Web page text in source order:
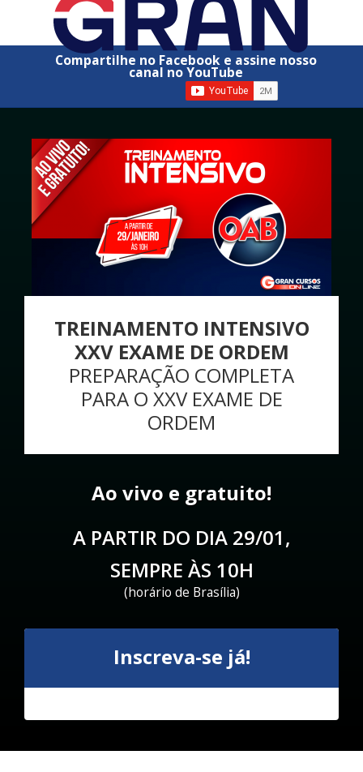
Compartilhe no Facebook e assine nosso
canal no YouTube
TREINAMENTO INTENSIVO
XXV EXAME DE ORDEM
PREPARAÇÃO COMPLETA
PARA O XXV EXAME DE
ORDEM
Ao vivo e gratuito!
A PARTIR DO DIA 29/01,
SEMPRE ÀS 10H
(horário de Brasília)
Inscreva-se já!